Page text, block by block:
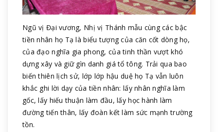
Ngũ vị Đại vương, Nhị vị Thánh mẫu cùng các bậc
tiền nhân họ Tạ là biểu tượng của căn cốt dòng họ,
của đạo nghĩa gia phong, của tinh thần vượt khó
dựng xây và giữ gìn danh giá tổ tông. Trải qua bao
biến thiên lịch sử, lớp lớp hậu duệ họ Tạ vẫn luôn
khắc ghi lời dạy của tiền nhân: lấy nhân nghĩa làm
gốc, lấy hiếu thuận làm đầu, lấy học hành làm
đường tiến thân, lấy đoàn kết làm sức mạnh trường
tồn.